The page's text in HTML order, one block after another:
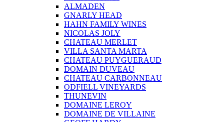
ALMADEN
GNARLY HEAD
HAHN FAMILY WINES
NICOLAS JOLY
CHATEAU MERLET
VILLA SANTA MARTA
CHATEAU PUYGUERAUD
DOMAIN DUVEAU
CHATEAU CARBONNEAU
ODFIELL VINEYARDS
THUNEVIN
DOMAINE LEROY
DOMAINE DE VILLAINE